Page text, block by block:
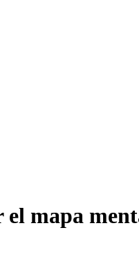
mapa